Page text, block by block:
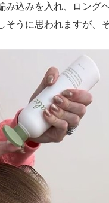
込みを入れ、ロング
そうに思われますが、